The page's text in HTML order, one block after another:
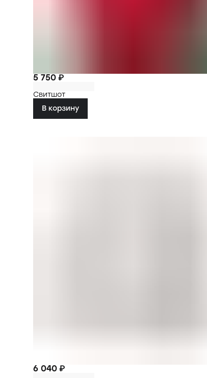
5 750 ₽
Свитшот
В корзину
6 040 ₽